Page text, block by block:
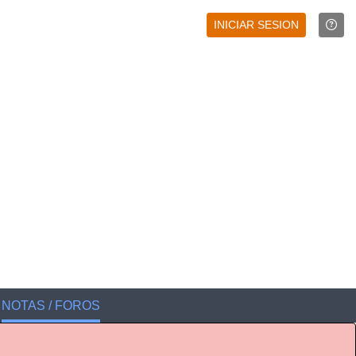
INICIAR SESION
NOTAS / FOROS